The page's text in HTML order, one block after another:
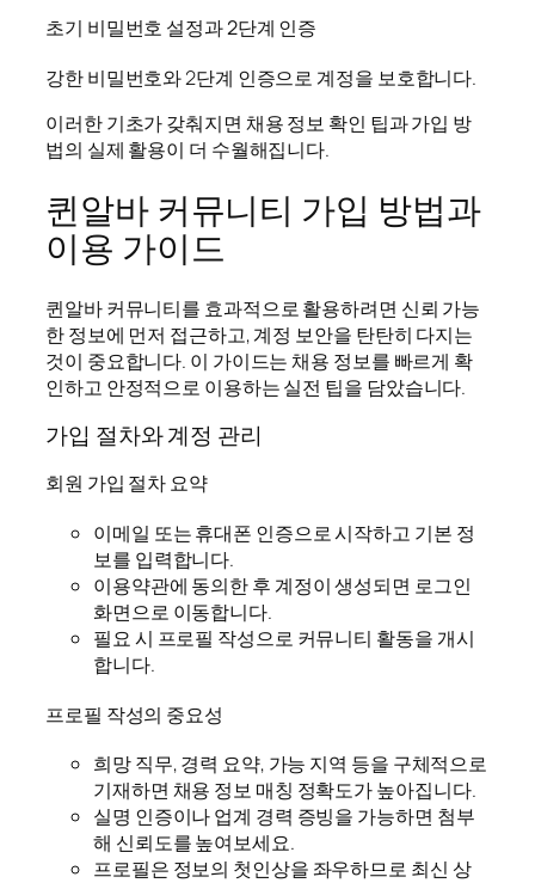
초기 비밀번호 설정과 2단계 인증
강한 비밀번호와 2단계 인증으로 계정을 보호합니다.
이러한 기초가 갖춰지면 채용 정보 확인 팁과 가입 방
법의 실제 활용이 더 수월해집니다.
퀸알바 커뮤니티 가입 방법과
이용 가이드
퀸알바 커뮤니티를 효과적으로 활용하려면 신뢰 가능
한 정보에 먼저 접근하고, 계정 보안을 탄탄히 다지는
것이 중요합니다. 이 가이드는 채용 정보를 빠르게 확
인하고 안정적으로 이용하는 실전 팁을 담았습니다.
가입 절차와 계정 관리
회원 가입 절차 요약
이메일 또는 휴대폰 인증으로 시작하고 기본 정
보를 입력합니다.
이용약관에 동의한 후 계정이 생성되면 로그인
화면으로 이동합니다.
필요 시 프로필 작성으로 커뮤니티 활동을 개시
합니다.
프로필 작성의 중요성
희망 직무, 경력 요약, 가능 지역 등을 구체적으로
기재하면 채용 정보 매칭 정확도가 높아집니다.
실명 인증이나 업계 경력 증빙을 가능하면 첨부
해 신뢰도를 높여보세요.
프로필은 정보의 첫인상을 좌우하므로 최신 상